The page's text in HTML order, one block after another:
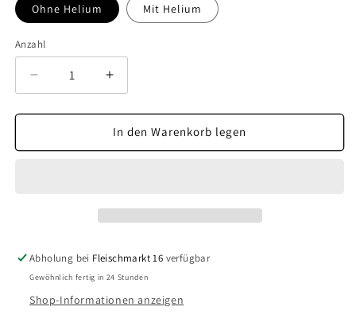
Ohne Helium Mit Helium
Anzahl
Verringere
die
Menge
AW
Erhöhe
die
Menge
für
AW
In den Warenkorb legen
Abholung bei Fleischmarkt 16 verfügbar
Gewöhnlich fertig in 24 Stunden
Shop-Informationen anzeigen